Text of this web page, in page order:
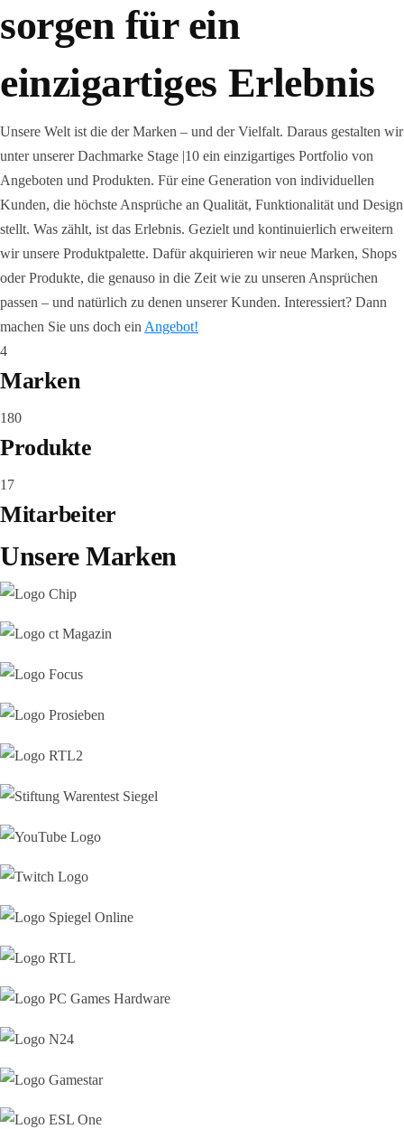
sorgen für ein
einzigartiges Erlebnis
Unsere Welt ist die der Marken – und der Vielfalt. Daraus gestalten wir
unter unserer Dachmarke Stage |10 ein einzigartiges Portfolio von
Angeboten und Produkten. Für eine Generation von individuellen
Kunden, die höchste Ansprüche an Qualität, Funktionalität und Design
stellt. Was zählt, ist das Erlebnis. Gezielt und kontinuierlich erweitern
wir unsere Produktpalette. Dafür akquirieren wir neue Marken, Shops
oder Produkte, die genauso in die Zeit wie zu unseren Ansprüchen
passen – und natürlich zu denen unserer Kunden. Interessiert? Dann
machen Sie uns doch ein Angebot!
4
Marken
180
Produkte
17
Mitarbeiter
Unsere Marken